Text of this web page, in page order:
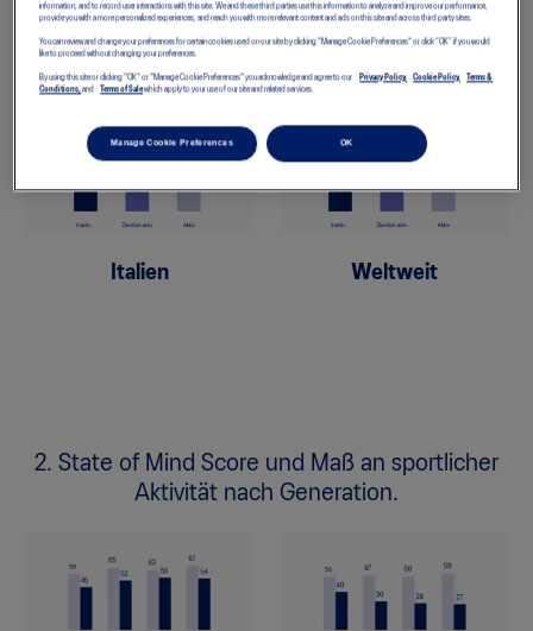
1. State of Mind Score in Abhängigkeit von
sportlicher Aktivität.
Italien Weltweit
2. State of Mind Score und Maß an sportlicher
Aktivität nach Generation.
information, and to record user interactions with this site. We and these third parties use this information to analyze and improve our performance,
provide you with a more personalized experiences, and reach you with more relevant content and ads on this site and across third party sites.
You can review and change your preferences for certain cookies used on our site by clicking "Manage Cookie Preferences" or click “OK” if you would
like to proceed without changing your preferences.
By using this site or clicking "OK" or "Manage Cookie Preferences" you acknowledge and agree to our Privacy Policy, Cookie Policy,
Terms &
Conditions,and Terms of Salewhich apply to your use of our site and related services.
Manage Cookie Preferences OK